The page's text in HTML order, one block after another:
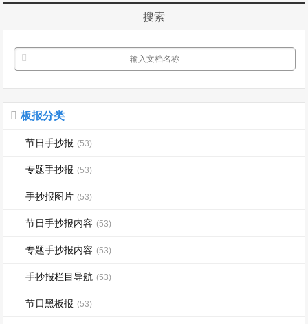
拐。第五节在大学里学习，同学朝夕相
处，是亲密的...
搜索
板报分类
节日手抄报 (53)
专题手抄报 (53)
手抄报图片 (53)
节日手抄报内容 (53)
专题手抄报内容 (53)
手抄报栏目导航 (53)
节日黑板报 (53)